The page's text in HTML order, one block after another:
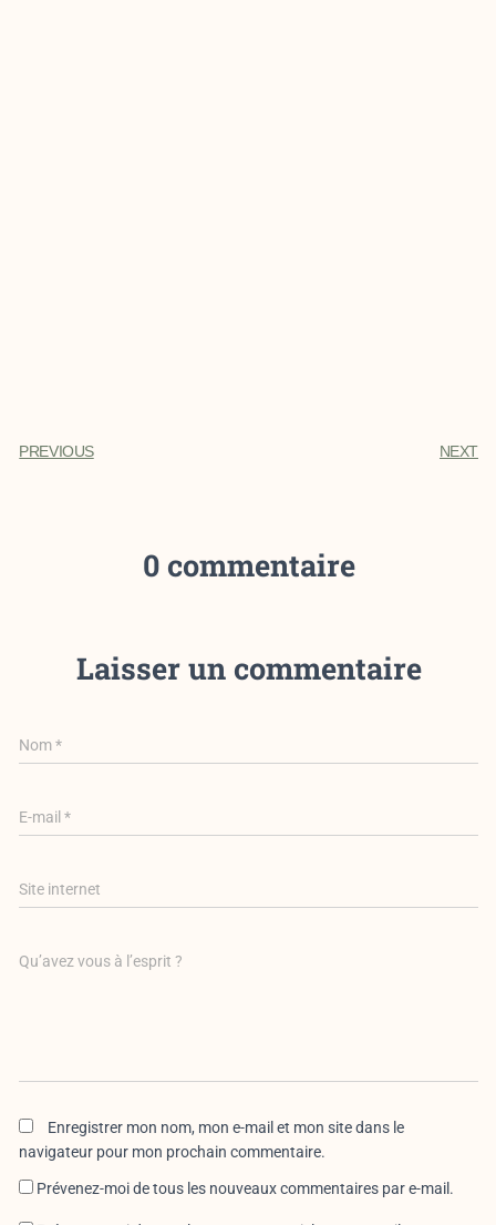
PREVIOUS NEXT
0 commentaire
Laisser un commentaire
Nom*
E-mail*
Site internet
Qu’avez vous à l’esprit ?
Enregistrer mon nom, mon e-mail et mon site dans le
navigateur pour mon prochain commentaire.
Prévenez-moi de tous les nouveaux commentaires par e-mail.